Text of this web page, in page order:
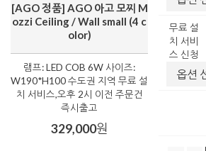
[AGO 정품] AGO 아고 모찌 M
ozzi Ceiling / Wall small (4 c
olor)
램프: LED COB 6W 사이즈:
W190*H100 수도권 지역 무료 설
치 서비스,오후 2시 이전 주문건
즉시출고
329,000원
무료 설
치 서비
스 신청